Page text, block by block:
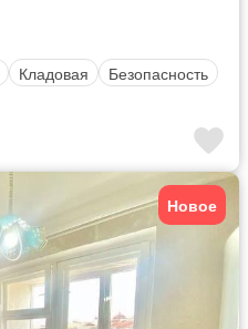
Кладовая
Безопасность
Новое